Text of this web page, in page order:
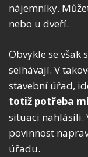
nájemníky.
nebo u dveří.
Obvykle se však
selhávají. V
stavební úřad,
totiž potřeba
situaci nahlásili.
povinnost
úřadu.